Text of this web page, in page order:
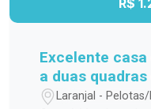
R$
Excelente
a duas
Laranjal - Pelotas/